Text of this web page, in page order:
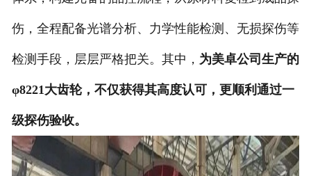
伤，全程配备光谱分析、力学性能检测、无损探伤等
检测手段，层层严格把关。其中， 为美卓公司生产的
φ8221大齿轮，不仅获得其高度认可，更顺利通过一
级探伤验收。